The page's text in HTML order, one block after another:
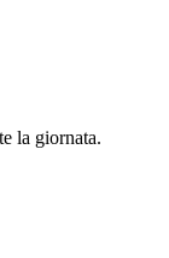
la giornata.